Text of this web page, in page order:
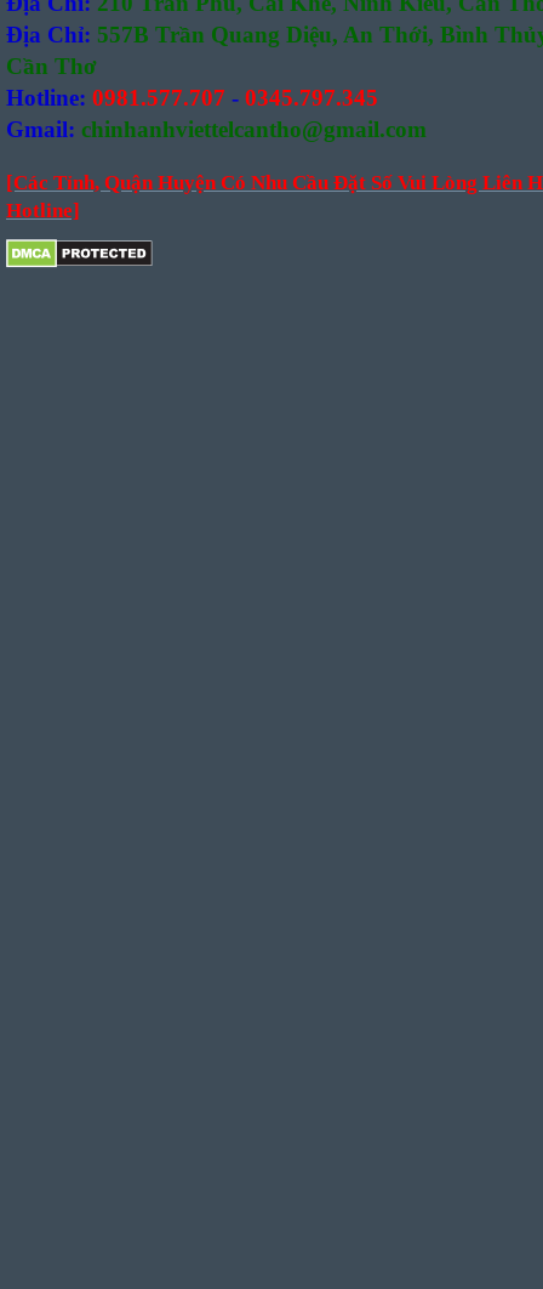
Địa Chỉ: 557B Trần Quang Diệu, An Thới, Bình
Cần Thơ
Hotline: 0981.577.707 - 0345.797.345
Gmail: chinhanhviettelcantho@gmail.com
[Các Tỉnh, Quận Huyện Có Nhu Cầu Đặt Số Vui Lòng Liên
Hotline]